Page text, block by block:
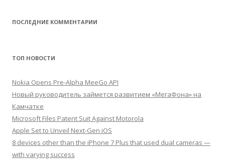
ПОСЛЕДНИЕ КОММЕНТАРИИ
ТОП НОВОСТИ
Nokia Opens Pre-Alpha MeeGo API
Новый руководитель займется развитием «МегаФона» на
Камчатке
Microsoft Files Patent Suit Against Motorola
Apple Set to Unveil Next-Gen iOS
8 devices other than the iPhone 7 Plus that used dual cameras —
with varying success